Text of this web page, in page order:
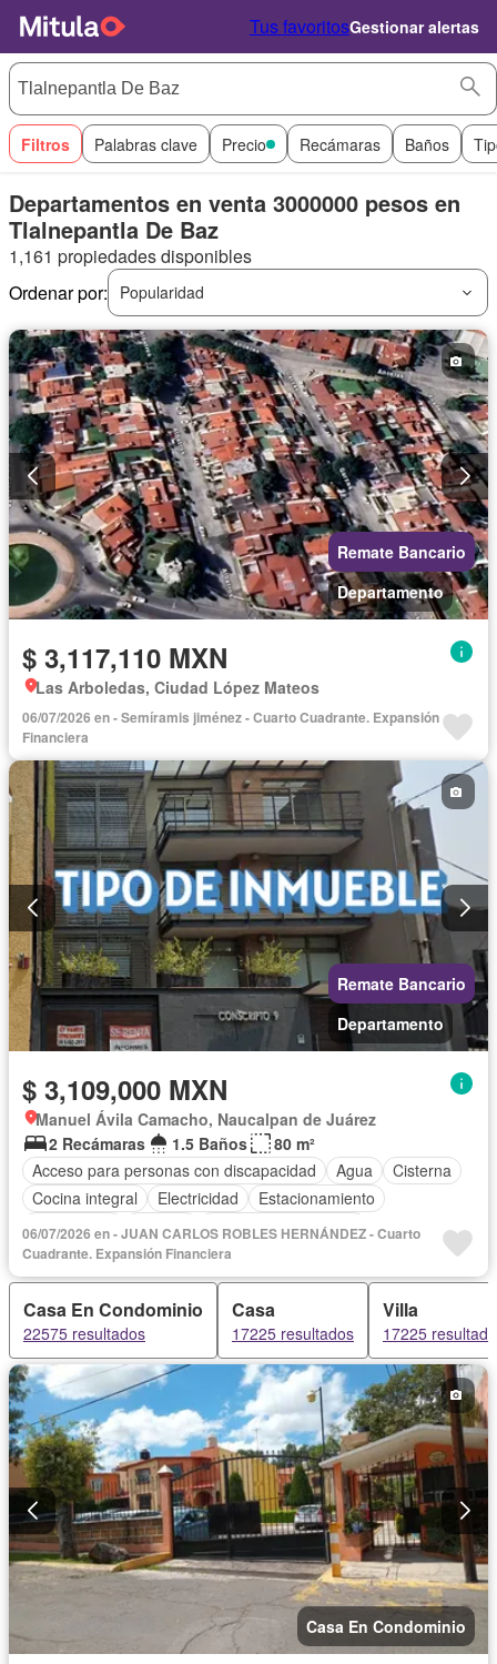
Tus favoritosGestionar alertas
Filtros Palabras clave Precio Recámaras Baños
Departamentos en venta 3000000 pesos en
Tlalnepantla De Baz
1,161 propiedades disponibles
Ordenar por:
Popularidad
Remate Bancario
Departamento
$ 3,117,110 MXN
Las Arboledas, Ciudad López Mateos
06/07/2026 en - Semíramis jiménez - Cuarto Cuadrante. Expansión
Financiera
Remate Bancario
Departamento
$ 3,109,000 MXN
Manuel Ávila Camacho, Naucalpan de Juárez
2 Recámaras
1.5 Baños
80 m²
Acceso para personas con discapacidad
Agua
Cisterna
Cocina integral
Electricidad
Estacionamiento
Gas natural
Internet
Recámara con closet
Televisión por cable
06/07/2026 en - JUAN CARLOS ROBLES HERNÁNDEZ - Cuarto
Cuadrante. Expansión Financiera
Casa En Condominio
22575 resultados
Casa
17225 resultados
Villa
17225
Casa En Condominio